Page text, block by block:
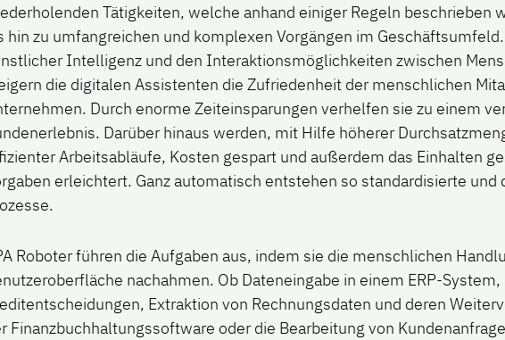
Tätigkeiten, welche anhand einiger Regeln beschrieben
hin zu umfangreichen und komplexen Vorgängen im
Intelligenz und den Interaktionsmöglichkeiten zwischen
die digitalen Assistenten die Zufriedenheit der menschlichen
Durch enorme Zeiteinsparungen verhelfen sie zu einem
Darüber hinaus werden, mit Hilfe höherer
Arbeitsabläufe, Kosten gespart und außerdem das Einhalten
erleichtert. Ganz automatisch entstehen so standardisierte
Roboter führen die Aufgaben aus, indem sie die menschlichen
nachahmen. Ob Dateneingabe in einem ERP-
Extraktion von Rechnungsdaten und deren
Finanzbuchhaltungssoftware oder die Bearbeitung von